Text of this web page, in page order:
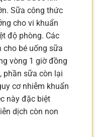
Sữa công thức
cho vi khuẩn
độ phòng. Các
cho bé uống sữa
vòng 1 giờ đồng
phần sữa còn lại
cơ nhiễm khuẩn
này đặc biệt
dịch còn non